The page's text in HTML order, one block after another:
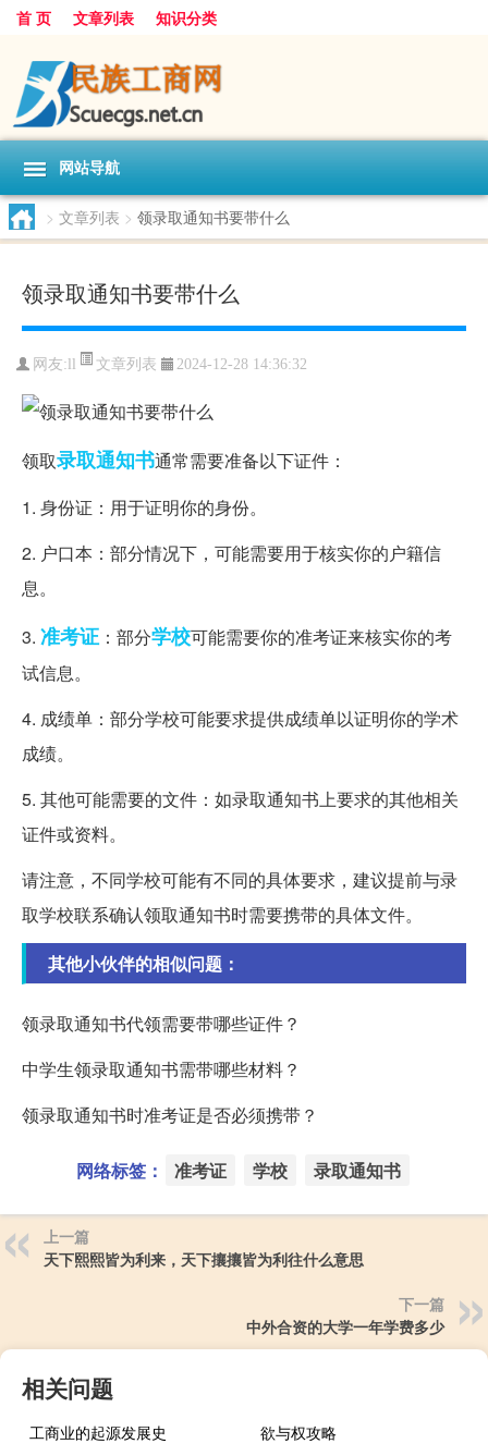
首 页 文章列表 知识分类
网站导航
> 文章列表 > 领录取通知书要带什么
领录取通知书要带什么
网友: 文章列表 2024-12-28 14:36:32
领取录取通知书通常需要准备以下证件：
1. 身份证：用于证明你的身份。
2. 户口本：部分情况下，可能需要用于核实你的户籍信
息。
3. 准考证 ：部分学校可能需要你的准考证来核实你的考
试信息。
4. 成绩单：部分学校可能要求提供成绩单以证明你的学术
成绩。
5. 其他可能需要的文件：如录取通知书上要求的其他相关
证件或资料。
请注意，不同学校可能有不同的具体要求，建议提前与录
取学校联系确认领取通知书时需要携带的具体文件。
其他小伙伴的相似问题：
领录取通知书代领需要带哪些证件？
中学生领录取通知书需带哪些材料？
领录取通知书时准考证是否必须携带？
网络标签： 准考证 学校 录取通知书
上一篇
天下熙熙皆为利来，天下攘攘皆为利往什么意思
下一篇
中外合资的大学一年学费多少
相关问题
工商业的起源发展史
欲与权攻略